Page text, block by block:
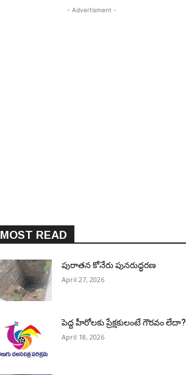
- Advertisment -
MOST READ
పురాత‌న కోనేరు పున‌రుద్ధ‌ర‌ణ
April 27, 2026
పెద్ద హీరోల‌కు ప్రేక్ష‌కులంటే గౌర‌వం లేదా?
April 18, 2026